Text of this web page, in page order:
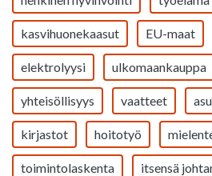
kasvihuonekaasut EU-maat
elektrolyysi ulkomaankauppa
yhteisöllisyys vaatteet
kirjastot hoitotyö
toimintolaskenta itsensä